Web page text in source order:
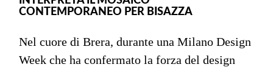
CONTEMPORANEO PER BISAZZA
Nel cuore di Brera, durante una Milano Design
Week che ha confermato la forza del design